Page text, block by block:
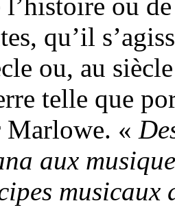
l’histoire ou
qu’il
ou, au
telle que
Marlowe. «
aux
musicaux